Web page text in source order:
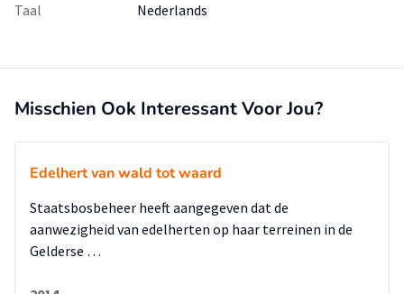
Taal
Nederlands
Misschien Ook Interessant Voor Jou?
Edelhert van wald tot waard
Staatsbosbeheer heeft aangegeven dat de
aanwezigheid van edelherten op haar terreinen in de
Gelderse …